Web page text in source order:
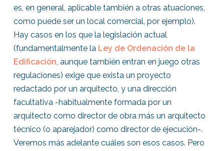
es, en general, aplicable también a otras atuaciones,
como puede ser un local comercial, por ejemplo).
Hay casos en los que la legislación actual
(fundamentalmente la Ley de Ordenación de la
Edificación, aunque también entran en juego otras
regulaciones) exige que exista un proyecto
redactado por un arquitecto, y una dirección
facultativa -habitualmente formada por un
arquitecto como director de obra más un arquitecto
técnico (o aparejador) como director de ejecución-.
Veremos más adelante cuáles son esos casos. Pero